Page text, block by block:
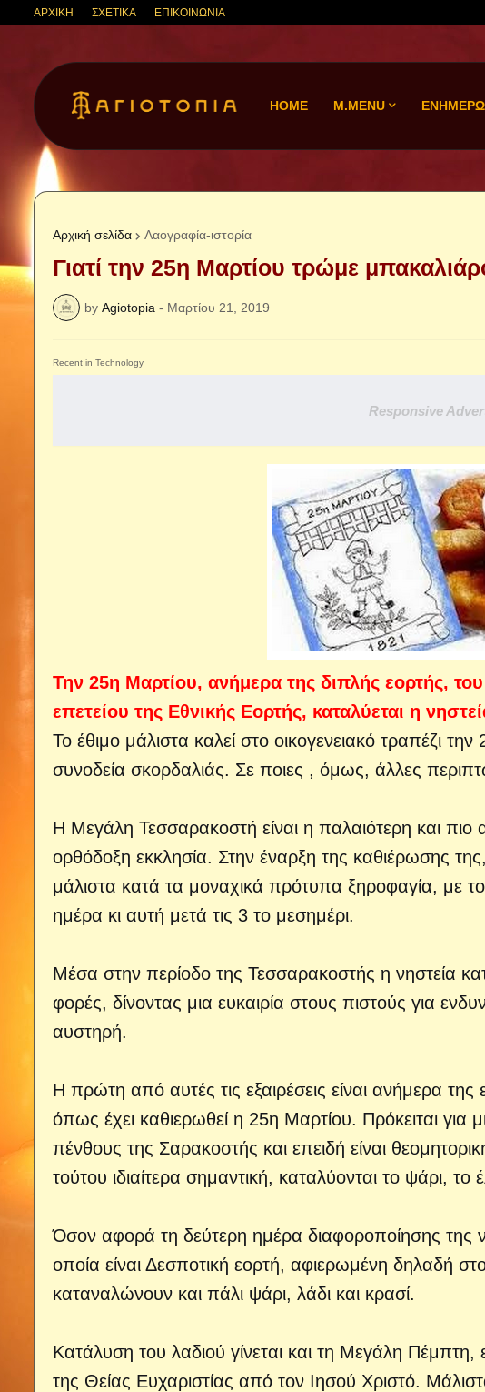
ΑΡΧΙΚΗ ΣΧΕΤΙΚΑ ΕΠΙΚΟΙΝΩΝΙΑ
HOME M.MENU
Αρχική σελίδα Λαογραφία-ιστορία
Γιατί την 25η Μαρτίου τρώμε
by Agiotopia - Μαρτίου 21, 2019
Recent in Technology
Responsive
Την 25η Μαρτίου, ανήμερα της διπλής εορτής,
επετείου της Εθνικής Εορτής, καταλύεται η
Το έθιμο μάλιστα καλεί στο οικογενειακό τραπέζι
συνοδεία σκορδαλιάς. Σε ποιες , όμως, άλλες
Η Μεγάλη Τεσσαρακοστή είναι η παλαιότερη και πιο
ορθόδοξη εκκλησία. Στην έναρξη της καθιέρωσης
μάλιστα κατά τα μοναχικά πρότυπα ξηροφαγία, με
ημέρα κι αυτή μετά τις 3 το μεσημέρι.
Μέσα στην περίοδο της Τεσσαρακοστής η νηστεία
φορές, δίνοντας μια ευκαιρία στους πιστούς για
αυστηρή.
Η πρώτη από αυτές τις εξαιρέσεις είναι ανήμερα
όπως έχει καθιερωθεί η 25η Μαρτίου. Πρόκειται
πένθους της Σαρακοστής και επειδή είναι
τούτου ιδιαίτερα σημαντική, καταλύονται το ψάρι, το
Όσον αφορά τη δεύτερη ημέρα διαφοροποίησης της
οποία είναι Δεσποτική εορτή, αφιερωμένη δηλαδή
καταναλώνουν και πάλι ψάρι, λάδι και κρασί.
Κατάλυση του λαδιού γίνεται και τη Μεγάλη
της Θείας Ευχαριστίας από τον Ιησού Χριστό.